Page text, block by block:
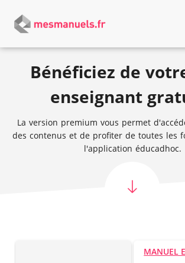
Bénéficiez de
enseignant
La version premium vous permet
des contenus et de profiter de toutes les
l'application éducadhoc.
MANUEL